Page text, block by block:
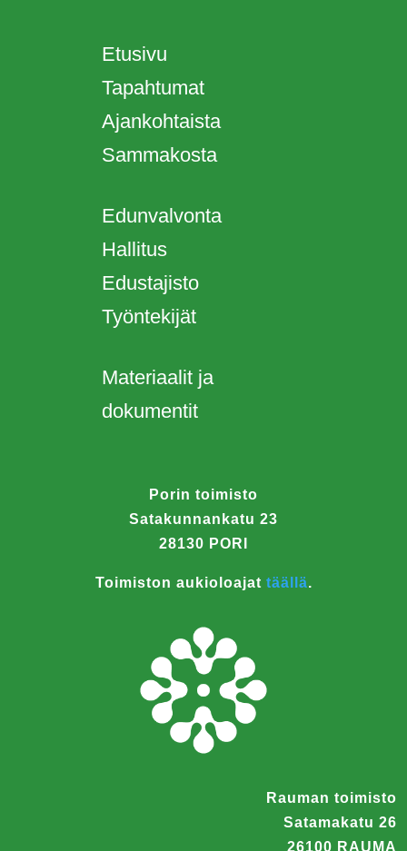
Etusivu
Tapahtumat
Ajankohtaista
Sammakosta
Edunvalvonta
Hallitus
Edustajisto
Työntekijät
Materiaalit ja
dokumentit
Porin toimisto
Satakunnankatu 23
28130 PORI
Toimiston aukioloajat täällä.
Rauman toimisto
Satamakatu 26
26100 RAUMA